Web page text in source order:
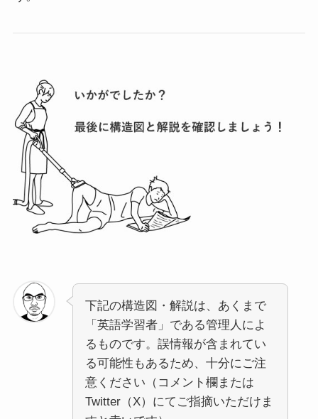
下記の構造図・解説は、あくまで
「英語学習者」である管理人によ
るものです。誤情報が含まれてい
る可能性もあるため、十分にご注
意ください（コメント欄または
Twitter（X）にてご指摘いただけま